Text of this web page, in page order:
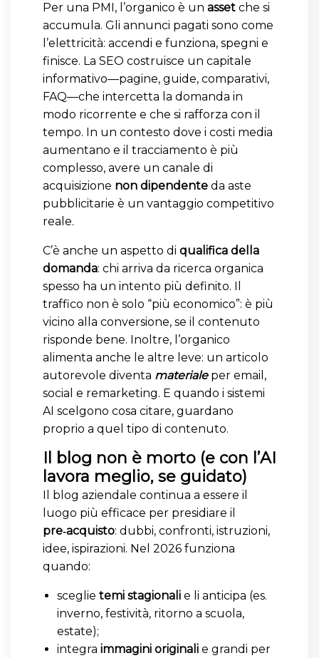
Per una PMI, l’organico è un asset che si
accumula. Gli annunci pagati sono come
l’elettricità: accendi e funziona, spegni e
finisce. La SEO costruisce un capitale
informativo—pagine, guide, comparativi,
FAQ—che intercetta la domanda in
modo ricorrente e che si rafforza con il
tempo. In un contesto dove i costi media
aumentano e il tracciamento è più
complesso, avere un canale di
acquisizione non dipendente da aste
pubblicitarie è un vantaggio competitivo
reale.
C’è anche un aspetto di qualifica della
domanda: chi arriva da ricerca organica
spesso ha un intento più definito. Il
traffico non è solo “più economico”: è più
vicino alla conversione, se il contenuto
risponde bene. Inoltre, l’organico
alimenta anche le altre leve: un articolo
autorevole diventa materialeper email,
social e remarketing. E quando i sistemi
AI scelgono cosa citare, guardano
proprio a quel tipo di contenuto.
Il blog non è morto (e con l’AI
lavora meglio, se guidato)
Il blog aziendale continua a essere il
luogo più efficace per presidiare il
pre‑acquisto: dubbi, confronti, istruzioni,
idee, ispirazioni. Nel 2026 funziona
quando:
sceglie temi stagionali e li anticipa (es.
inverno, festività, ritorno a scuola,
estate);
integra immagini originali e grandi per